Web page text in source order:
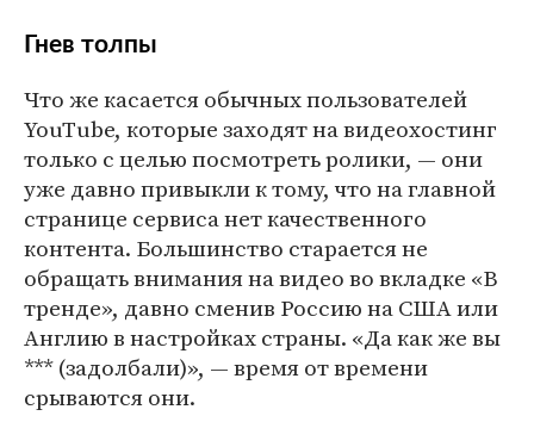
Гнев толпы
Что же касается обычных пользователей
YouTube, которые заходят на видеохостинг
только с целью посмотреть ролики, — они
уже давно привыкли к тому, что на главной
странице сервиса нет качественного
контента. Большинство старается не
обращать внимания на видео во вкладке «В
тренде», давно сменив Россию на США или
Англию в настройках страны. «Да как же вы
*** (задолбали)», — время от времени
срываются они.